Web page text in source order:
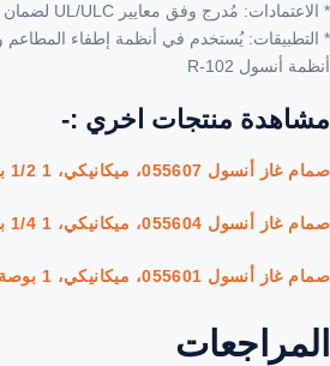
* الاعتمادات: مُدرج وفق معايير UL/ULC لضمان الامتثال لمتطلبات السلامة
* التطبيقات: يُستخدم في أنظمة إطفاء المطاعم
أنظمة أنسول R-102
مشاهدة منتجات اخري :-
صمام غاز أنسول 055607، ميكانيكي، 1 1/2 بوصة
صمام غاز أنسول 055604، ميكانيكي، 1 1/4 بوصة
صمام غاز أنسول 055601، ميكانيكي، 1 بوصة
المراجعات